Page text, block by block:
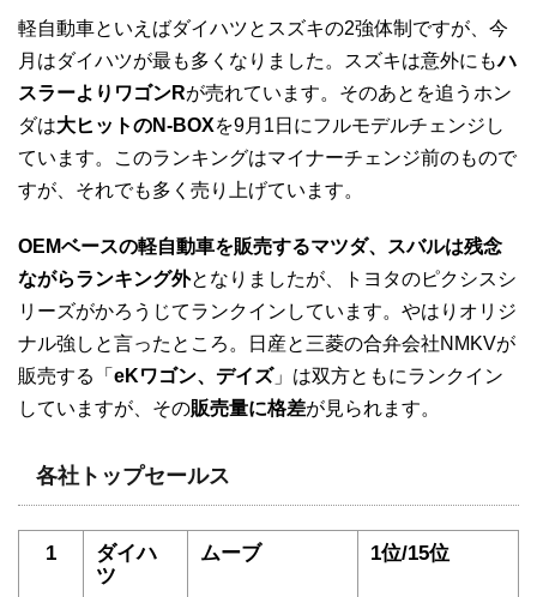
軽自動車といえばダイハツとスズキの2強体制ですが、今
月はダイハツが最も多くなりました。スズキは意外にもハ
スラーよりワゴンRが売れています。そのあとを追うホン
ダは大ヒットのN-BOXを9月1日にフルモデルチェンジし
ています。このランキングはマイナーチェンジ前のもので
すが、それでも多く売り上げています。
OEMベースの軽自動車を販売するマツダ、スバルは残念
ながらランキング外となりましたが、トヨタのピクシスシ
リーズがかろうじてランクインしています。やはりオリジ
ナル強しと言ったところ。日産と三菱の合弁会社NMKVが
販売する「 eKワゴン、デイズ」は双方ともにランクイン
していますが、その販売量に格差が見られます。
各社トップセールス
1
ダイハ
ツ
ムーブ 1位/15位